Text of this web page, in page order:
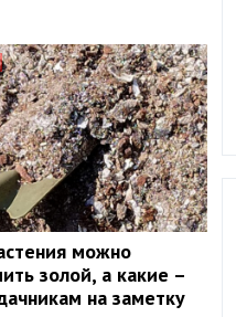
можно
золой, а какие –
на заметку